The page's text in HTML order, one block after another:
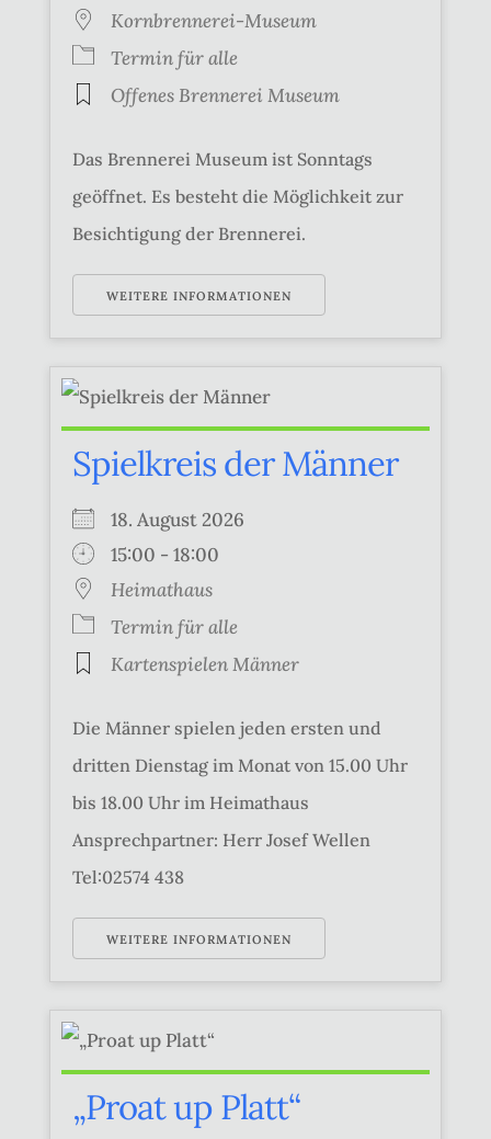
Kornbrennerei-Museum
Termin für alle
Offenes Brennerei Museum
Das Brennerei Museum ist Sonntags
geöffnet. Es besteht die Möglichkeit zur
Besichtigung der Brennerei.
WEITERE INFORMATIONEN
Spielkreis der Männer
18. August 2026
15:00 - 18:00
Heimathaus
Termin für alle
Kartenspielen Männer
Die Männer spielen jeden ersten und
dritten Dienstag im Monat von 15.00 Uhr
bis 18.00 Uhr im Heimathaus
Ansprechpartner: Herr Josef Wellen
Tel:02574 438
WEITERE INFORMATIONEN
„Proat up Platt“